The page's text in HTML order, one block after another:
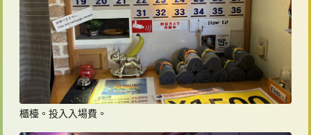
櫃檯。投入入場費。